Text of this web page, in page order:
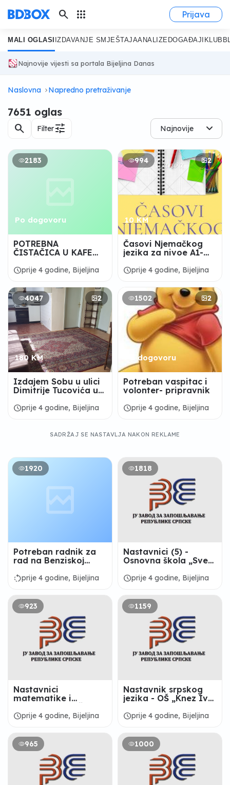
search apps Prijava
MALI OGLASI IZDAVANJE SMJEŠTAJAANALIZE DOGAĐAJI KLUB
Najnovije vijesti sa portala Bijeljina Danas
Naslovna Napredno pretraživanje
7651 oglas
search Filtertune Najnovije
2183
Po dogovoru
POTREBNA
ČISTAČICA U KAFE
scheduleprije 4 godine, Bijeljina
994 2
10 KM
Časovi Njemačkog
jezika za nivoe A1-
scheduleprije 4 godine, Bijeljina
4047 2
180 KM
Izdajem Sobu u ulici
Dimitrije Tucovića u
scheduleprije 4 godine, Bijeljina
1502 2
Po dogovoru
Potreban vaspitac i
volonter- pripravnik
scheduleprije 4 godine, Bijeljina
SADRŽAJ SE NASTAVLJA NAKON REKLAME
1920
Potreban radnik za
rad na Benziskoj
rotate_leftprije 4 godine, Bijeljina
1818
Nastavnici (5) -
Osnovna škola „Sveti
scheduleprije 4 godine, Bijeljina
923
Nastavnici
matematike i
„Mihailo Petrović
scheduleprije 4 godine, Bijeljina
1159
Nastavnik srpskog
jezika - OŠ „Knez Ivo
Bijeljina
scheduleprije 4 godine, Bijeljina
965 1000